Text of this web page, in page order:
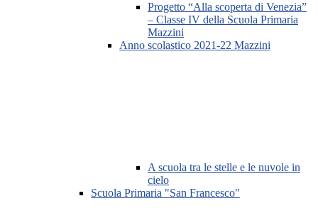
Progetto “Alla scoperta di Venezia”
– Classe IV della Scuola Primaria
Mazzini
Anno scolastico 2021-22 Mazzini
A scuola tra le stelle e le nuvole in
cielo
Scuola Primaria "San Francesco"